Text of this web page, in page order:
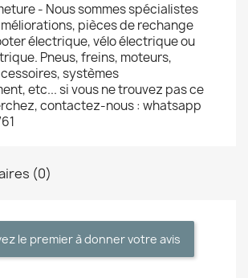
- Nous sommes spécialistes
pièces de rechange
électrique, vélo électrique ou
Pneus, freins, moteurs,
systèmes
etc... si vous ne trouvez pas ce
contactez-nous : whatsapp
(0)
le premier à donner votre avis